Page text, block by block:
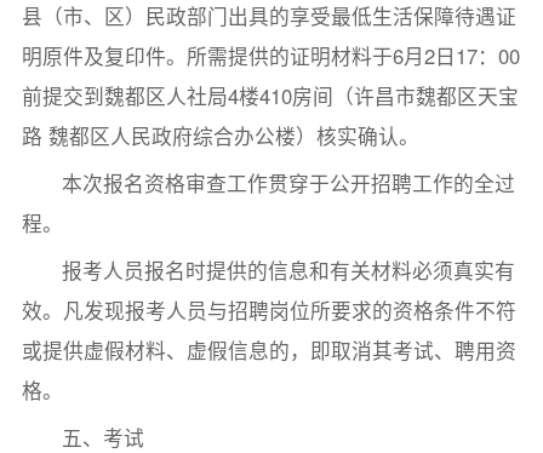
县（市、区）民政部门出具的享受最低生活保障待遇证
明原件及复印件。所需提供的证明材料于6月2日17：00
前提交到魏都区人社局4楼410房间（许昌市魏都区天宝
路 魏都区人民政府综合办公楼）核实确认。
本次报名资格审查工作贯穿于公开招聘工作的全过
程。
报考人员报名时提供的信息和有关材料必须真实有
效。凡发现报考人员与招聘岗位所要求的资格条件不符
或提供虚假材料、虚假信息的，即取消其考试、聘用资
格。
五、考试